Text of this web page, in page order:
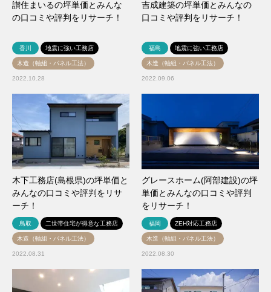
讃住まいるの坪単価とみんな
の口コミや評判をリサーチ！
香川 地震に強い工務店
木造（軸組・パネル工法）
2022.10.28
吉成建築の坪単価とみんなの
口コミや評判をリサーチ！
福島 地震に強い工務店
木造（軸組・パネル工法）
2022.09.06
木下工務店(島根県)の坪単価と
みんなの口コミや評判をリサ
ーチ！
鳥取 二世帯住宅が得意な工務店
木造（軸組・パネル工法）
2022.08.31
グレースホーム(阿部建設)の坪
単価とみんなの口コミや評判
をリサーチ！
福岡 ZEH対応工務店
木造（軸組・パネル工法）
2022.08.30